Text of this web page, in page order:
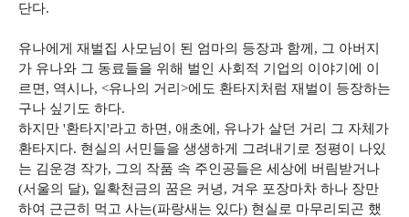
단다.
유나에게 재벌집 사모님이 된 엄마의 등장과 함께, 그 아버지
가 유나와 그 동료들을 위해 벌인 사회적 기업의 이야기에 이
르면, 역시나, <유나의 거리>에도 환타지처럼 재벌이 등장하는
구나 싶기도 하다.
하지만 '환타지'라고 하면, 애초에, 유나가 살던 거리 그 자체가
환타지다. 현실의 서민들을 생생하게 그려내기로 정평이 나있
는 김운경 작가, 그의 작품 속 주인공들은 세상에 버림받거나
(서울의 달), 일확천금의 꿈은 커녕, 겨우 포장마차 하나 장만
하여 근근히 먹고 사는(파랑새는 있다) 현실로 마무리되곤 했